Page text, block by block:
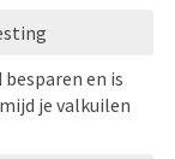
en is
je valkuilen